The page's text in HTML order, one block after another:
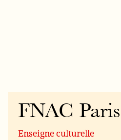
FNAC
Enseigne culturelle